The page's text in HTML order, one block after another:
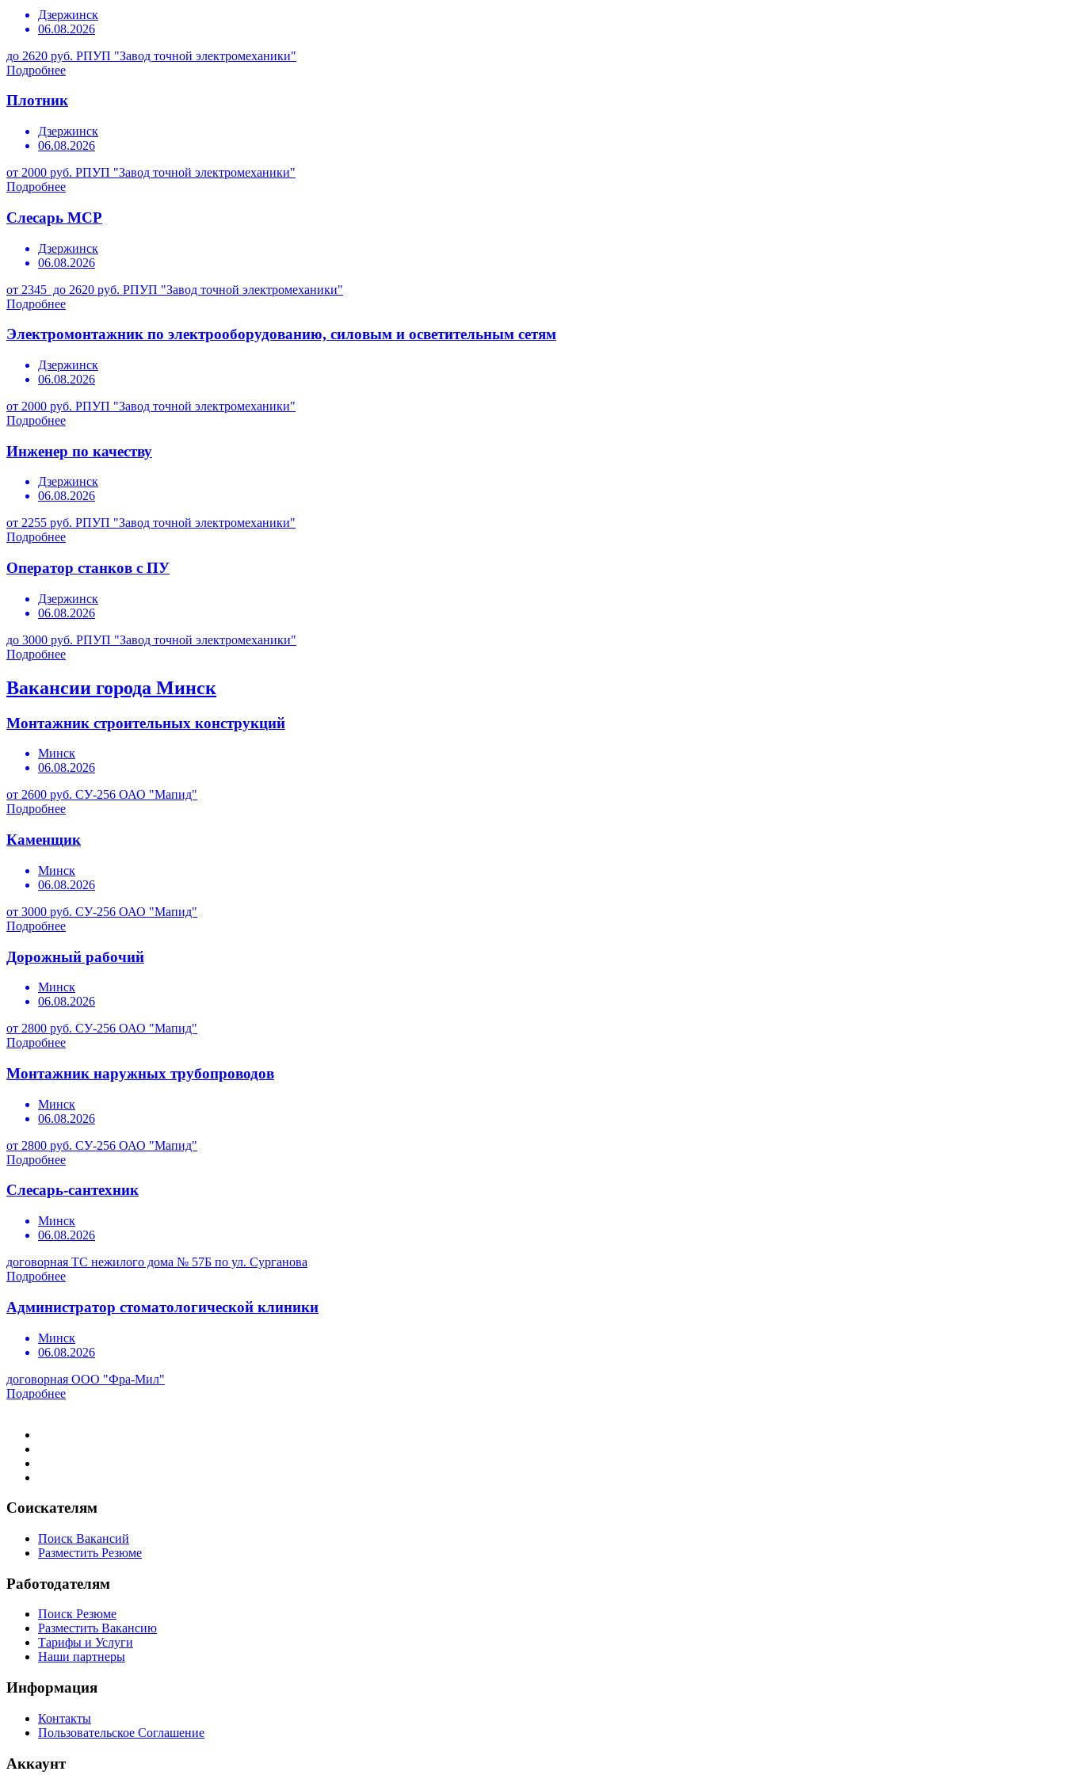
Дзержинск
06.08.2026
до 2620 руб. РПУП "Завод точной электромеханики"
Подробнее
Плотник
Дзержинск
06.08.2026
от 2000 руб. РПУП "Завод точной электромеханики"
Подробнее
Слесарь МСР
Дзержинск
06.08.2026
от 2345 до 2620 руб. РПУП "Завод точной электромеханики"
Подробнее
Электромонтажник по электрооборудованию, силовым и осветительным сетям
Дзержинск
06.08.2026
от 2000 руб. РПУП "Завод точной электромеханики"
Подробнее
Инженер по качеству
Дзержинск
06.08.2026
от 2255 руб. РПУП "Завод точной электромеханики"
Подробнее
Оператор станков с ПУ
Дзержинск
06.08.2026
до 3000 руб. РПУП "Завод точной электромеханики"
Подробнее
Вакансии города Минск
Монтажник строительных конструкций
Минск
06.08.2026
от 2600 руб. СУ-256 ОАО "Мапид"
Подробнее
Каменщик
Минск
06.08.2026
от 3000 руб. СУ-256 ОАО "Мапид"
Подробнее
Дорожный рабочий
Минск
06.08.2026
от 2800 руб. СУ-256 ОАО "Мапид"
Подробнее
Монтажник наружных трубопроводов
Минск
06.08.2026
от 2800 руб. СУ-256 ОАО "Мапид"
Подробнее
Слесарь-сантехник
Минск
06.08.2026
договорная ТС нежилого дома № 57Б по ул. Сурганова
Подробнее
Администратор стоматологической клиники
Минск
06.08.2026
договорная ООО "Фра-Мил"
Подробнее
Соискателям
Поиск Вакансий
Разместить Резюме
Работодателям
Поиск Резюме
Разместить Вакансию
Тарифы и Услуги
Наши партнеры
Информация
Контакты
Пользовательское Соглашение
Аккаунт